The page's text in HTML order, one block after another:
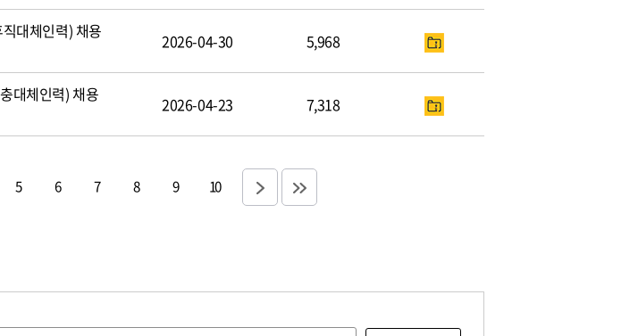
대체인력) 채용
2026-04-30 5,968
대체인력) 채용
2026-04-23 7,318
5 6 7 8 9 10